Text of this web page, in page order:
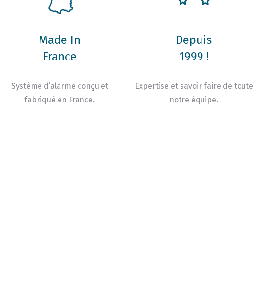
Made In
France
Système d’alarme conçu et
fabriqué en France.
Depuis
1999 !
Expertise et savoir faire de toute
notre équipe.